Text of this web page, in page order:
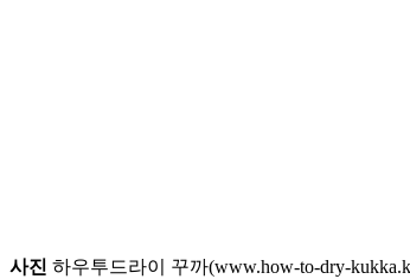
사진 하우투드라이 꾸까(www.how-to-dry-